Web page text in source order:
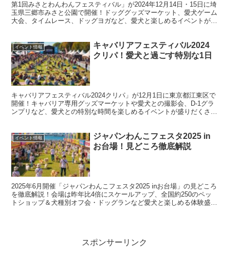
第1回みさとわんわんフェスティバル」が2024年12月14日・15日に埼
玉県三郷市みさと公園で開催！ドッググッズマーケット、愛犬ゲーム
大会、タイムレース、ドッグヨガなど、愛犬と楽しめるイベントが盛
イベント情報
キャバリアフェスティバル2024
クリパ！愛犬と過ごす特別な1日
キャバリアフェスティバル2024クリパ」が12月1日に東京都江東区で
開催！キャバリア専用グッズマーケットや愛犬との撮影会、D-1グラ
ンプリなど、愛犬との特別な時間を楽しめるイベントが盛りだくさ
イベント情報
ジャパンわんこフェスタ2025 in
お台場！見どころ徹底解説
2025年6月開催「ジャパンわんこフェスタ2025 inお台場」の見どころ
を徹底解説！会場は昨年比4倍にスケールアップ、全国約250のペッ
トショップ＆犬種別オフ会・ドッグランなど愛犬と楽しめる体験盛り
スポンサーリンク